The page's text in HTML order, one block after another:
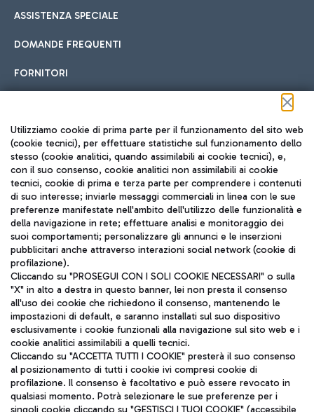
ASSISTENZA SPECIALE
DOMANDE FREQUENTI
FORNITORI
Seguici sui social
TRAVEL JOURNAL
ITA
Aeroporti di Roma S.p.A. - Società soggetta a direzione e
coordinamento di Mundys S.p.A.
Codice fiscale e Registro delle Imprese di Roma 13032990155 P.
IVA 06572251004
Capitale sociale 62.224.743,00 int. vers.
Utilizziamo cookie di prima parte per il funzionamento del sito web
(cookie tecnici), per effettuare statistiche sul funzionamento dello
stesso (cookie analitici, quando assimilabili ai cookie tecnici), e,
con il suo consenso, cookie analitici non assimilabili ai cookie
tecnici, cookie di prima e terza parte per comprendere i contenuti
di suo interesse; inviarle messaggi commerciali in linea con le sue
preferenze manifestate nell'ambito dell'utilizzo delle funzionalità e
della navigazione in rete; effettuare analisi e monitoraggio dei
suoi comportamenti; personalizzare gli annunci e le inserzioni
pubblicitari anche attraverso interazioni social network (cookie di
profilazione).
Cliccando su "PROSEGUI CON I SOLI COOKIE NECESSARI" o sulla
"X" in alto a destra in questo banner, lei non presta il consenso
all'uso dei cookie che richiedono il consenso, mantenendo le
impostazioni di default, e saranno installati sul suo dispositivo
esclusivamente i cookie funzionali alla navigazione sul sito web e i
cookie analitici assimilabili a quelli tecnici.
Cliccando su "ACCETTA TUTTI I COOKIE" presterà il suo consenso
al posizionamento di tutti i cookie ivi compresi cookie di
profilazione. Il consenso è facoltativo e può essere revocato in
qualsiasi momento. Potrà selezionare le sue preferenze per i
singoli cookie cliccando su "GESTISCI I TUOI COOKIE" (accessibile